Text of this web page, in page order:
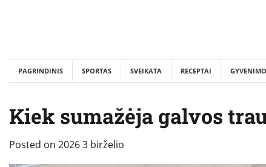
PAGRINDINIS SPORTAS SVEIKATA RECEPTAI
Kiek sumažėja galvos
Posted on 2026 3 birželio